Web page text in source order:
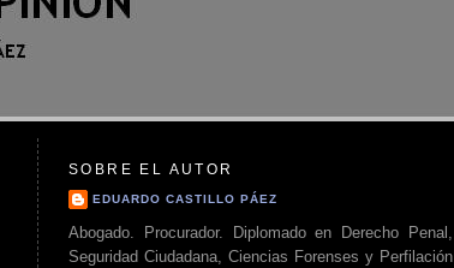
SOBRE EL AUTOR
EDUARDO CASTILLO PÁEZ
Abogado. Procurador. Diplomado en Derecho Penal,
Seguridad Ciudadana, Ciencias Forenses y Perfilación